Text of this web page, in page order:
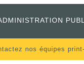
nos équipes